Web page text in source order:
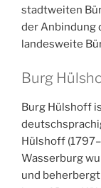
stadtweiten
der Anbindung
landesweite
Burg
Burg Hülshoff
Hülshoff
Wasserburg
und